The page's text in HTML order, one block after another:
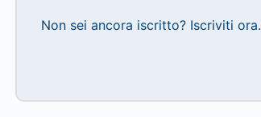
Non sei ancora iscritto? Iscriviti ora.